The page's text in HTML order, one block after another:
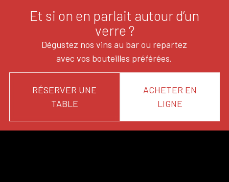
Et si on en parlait autour d’un
verre ?
Dégustez nos vins au bar ou repartez
avec vos bouteilles préférées.
RÉSERVER UNE
TABLE
ACHETER EN
LIGNE